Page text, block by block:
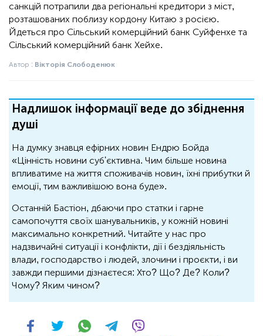
санкцій потрапили два регіональні кредитори з міст,
розташованих поблизу кордону Китаю з росією.
Йдеться про Сільський комерційний банк Суйфенхе та
Сільський комерційний банк Хейхе.
Автор : Вікторія Слободенюк
Надлишок інформації веде до збіднення
душі
На думку знавця ефірних новин Ендрю Бойда
«Цінність новини суб'єктивна. Чим більше новина
впливатиме на життя споживачів новин, їхні прибутки й
емоції, тим важливішою вона буде».
Останній Бастіон, дбаючи про статки і гарне
самопочуття своїх шанувальників, у кожній новині
максимально конкретний. Читайте у нас про
надзвичайні ситуації і конфлікти, дії і бездіяльність
влади, господарство і людей, злочини і проєкти, і ви
завжди першими дізнаєтеся: Хто? Що? Де? Коли?
Чому? Яким чином?